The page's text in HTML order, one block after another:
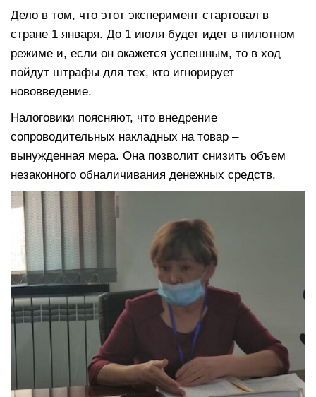
Дело в том, что этот эксперимент стартовал в
стране 1 января. До 1 июля будет идет в пилотном
режиме и, если он окажется успешным, то в ход
пойдут штрафы для тех, кто игнорирует
нововведение.
Налоговики поясняют, что внедрение
сопроводительных накладных на товар –
вынужденная мера. Она позволит снизить объем
незаконного обналичивания денежных средств.